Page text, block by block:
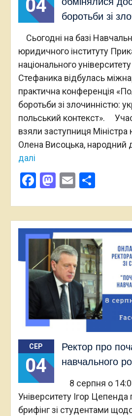
04
боротьби зі
Сьогодні на базі
юридичного інституту
національного
Стефаника відбулась
практична конференція
боротьби зі злочинністю:
польський контекст».
взяли заступниця Міністра
Олена Висоцька, народний
далі
Facebook
Mastodon
Email
СЕР
04
Ректор про
навчального
8 серпня о
Університету Ігор
брифінг зі студентами